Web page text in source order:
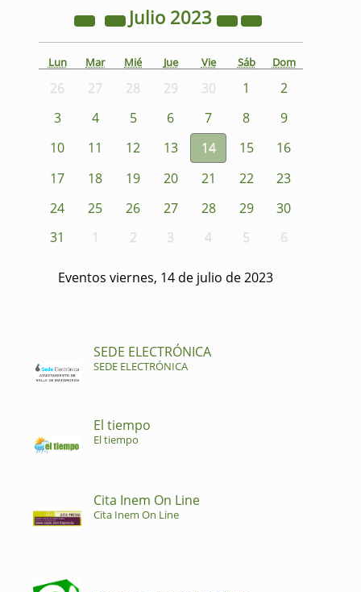
Julio 2023
Lun Mar Mié Jue Vie Sáb Dom
26 27 28 29 30 1
2
3
4 5 6 7 8
9
10
11 12 13 14 15
16
17
18 19 20 21 22
23
24
25 26 27 28 29
30
31
1 2 3 4 5 6
Eventos viernes, 14 de julio de 2023
SEDE ELECTRÓNICA
SEDE ELECTRÓNICA
El tiempo
El tiempo
Cita Inem On Line
Cita Inem On Line